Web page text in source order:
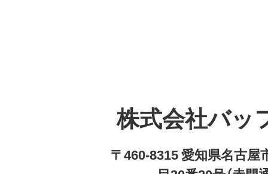
株式会社バッ
〒460-8315 愛知県名古屋